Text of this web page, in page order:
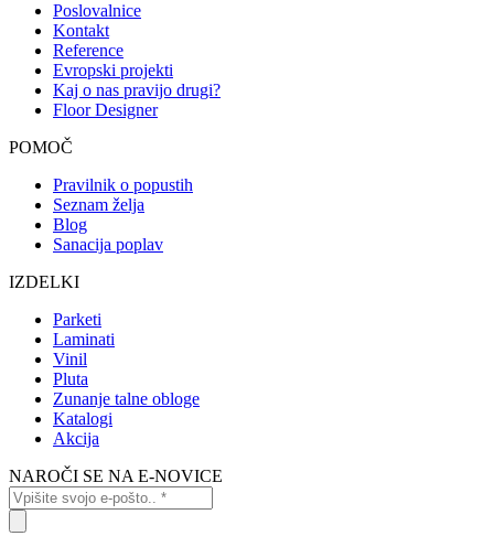
Poslovalnice
Kontakt
Reference
Evropski projekti
Kaj o nas pravijo drugi?
Floor Designer
POMOČ
Pravilnik o popustih
Seznam želja
Blog
Sanacija poplav
IZDELKI
Parketi
Laminati
Vinil
Pluta
Zunanje talne obloge
Katalogi
Akcija
NAROČI SE NA E-NOVICE